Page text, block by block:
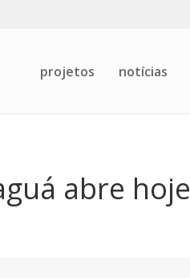
projetos notícias
abre hoje